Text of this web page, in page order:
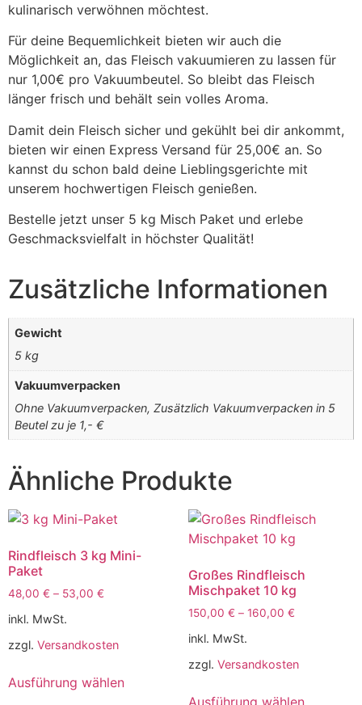
kulinarisch verwöhnen möchtest.
Für deine Bequemlichkeit bieten wir auch die
Möglichkeit an, das Fleisch vakuumieren zu lassen für
nur 1,00€ pro Vakuumbeutel. So bleibt das Fleisch
länger frisch und behält sein volles Aroma.
Damit dein Fleisch sicher und gekühlt bei dir ankommt,
bieten wir einen Express Versand für 25,00€ an. So
kannst du schon bald deine Lieblingsgerichte mit
unserem hochwertigen Fleisch genießen.
Bestelle jetzt unser 5 kg Misch Paket und erlebe
Geschmacksvielfalt in höchster Qualität!
Zusätzliche Informationen
Gewicht
5 kg
Vakuumverpacken
Ohne Vakuumverpacken, Zusätzlich Vakuumverpacken in 5
Beutel zu je 1,- €
Ähnliche Produkte
Rindfleisch 3 kg Mini-
Paket
48,00 € – 53,00 €
inkl. MwSt.
zzgl. Versandkosten
Ausführung wählen
Großes Rindfleisch
Mischpaket 10 kg
150,00 € – 160,00 €
inkl. MwSt.
zzgl. Versandkosten